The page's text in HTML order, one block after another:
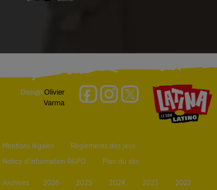
DesignOlivier
Varma
Mentions légales Règlements des jeux
Notice d’information RGPD Plan du site
Archives 2026 2025 2024 2023 2022